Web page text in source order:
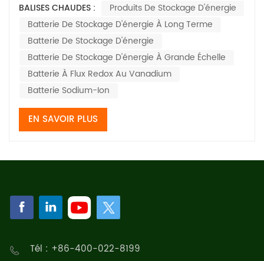
un moteur électrique pour comprimer l'air dans une
grotte souterraine fermée de grande capacité servant
de chambre de stockage de gaz. I...
BALISES CHAUDES :
Produits De Stockage D'énergie
Batterie De Stockage D'énergie À Long Terme
Batterie De Stockage D'énergie
Batterie De Stockage D'énergie À Grande Échelle
Batterie À Flux Redox Au Vanadium
Batterie Sodium-Ion
EN SAVOIR PLUS
Tél : +86-400-022-8199